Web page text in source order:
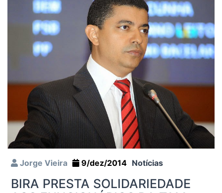
Jorge Vieira 9/dez/2014 Notícias
BIRA PRESTA SOLIDARIEDADE